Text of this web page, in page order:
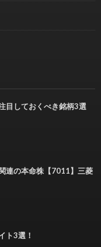
目しておくべき銘柄3選
連の本命株【7011】三菱
ト3選！